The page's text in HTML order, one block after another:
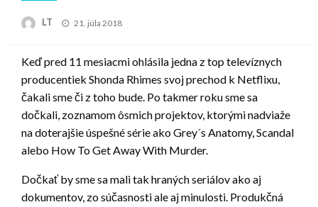
LT
Posted
21. júla 2018
Keď pred 11 mesiacmi ohlásila jedna z top televíznych
producentiek Shonda Rhimes svoj prechod k Netflixu,
čakali sme či z toho bude. Po takmer roku sme sa
dočkali, zoznamom ôsmich projektov, ktorými nadviaže
na doterajšie úspešné série ako Grey´s Anatomy, Scandal
alebo How To Get Away With Murder.
Dočkať by sme sa mali tak hraných seriálov ako aj
dokumentov, zo súčasnosti ale aj minulosti. Produkčná